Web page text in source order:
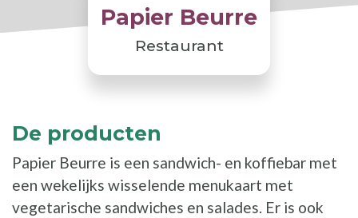
Papier Beurre
Restaurant
De producten
Papier Beurre is een sandwich- en koffiebar met
een wekelijks wisselende menukaart met
vegetarische sandwiches en salades. Er is ook